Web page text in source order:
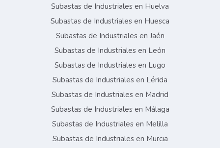
Subastas de Industriales en Huelva
Subastas de Industriales en Huesca
Subastas de Industriales en Jaén
Subastas de Industriales en León
Subastas de Industriales en Lugo
Subastas de Industriales en Lérida
Subastas de Industriales en Madrid
Subastas de Industriales en Málaga
Subastas de Industriales en Melilla
Subastas de Industriales en Murcia